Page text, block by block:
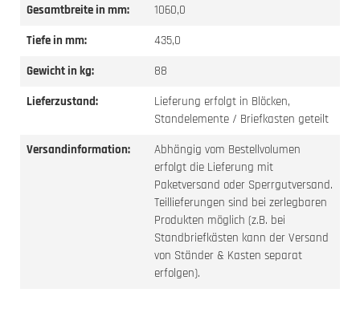
Gesamtbreite in mm:
1060,0
Tiefe in mm:
435,0
Gewicht in kg:
88
Lieferzustand:
Lieferung erfolgt in Blöcken,
Standelemente / Briefkasten geteilt
Versandinformation:
Abhängig vom Bestellvolumen
erfolgt die Lieferung mit
Paketversand oder Sperrgutversand.
Teillieferungen sind bei zerlegbaren
Produkten möglich (z.B. bei
Standbriefkästen kann der Versand
von Ständer & Kasten separat
erfolgen).